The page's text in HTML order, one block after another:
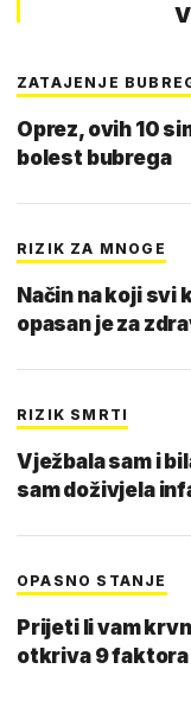
ZATAJENJE
Oprez, ovih 10
bolest bubrega
RIZIK ZA MNOGE
Način na koji svi
opasan je za
RIZIK SMRTI
Vježbala sam i
sam doživjela
OPASNO STANJE
Prijeti li vam
otkriva 9 faktora